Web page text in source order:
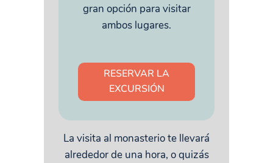
gran opción para visitar
ambos lugares.
RESERVAR LA
EXCURSIÓN
La visita al monasterio te llevará
alrededor de una hora, o quizás